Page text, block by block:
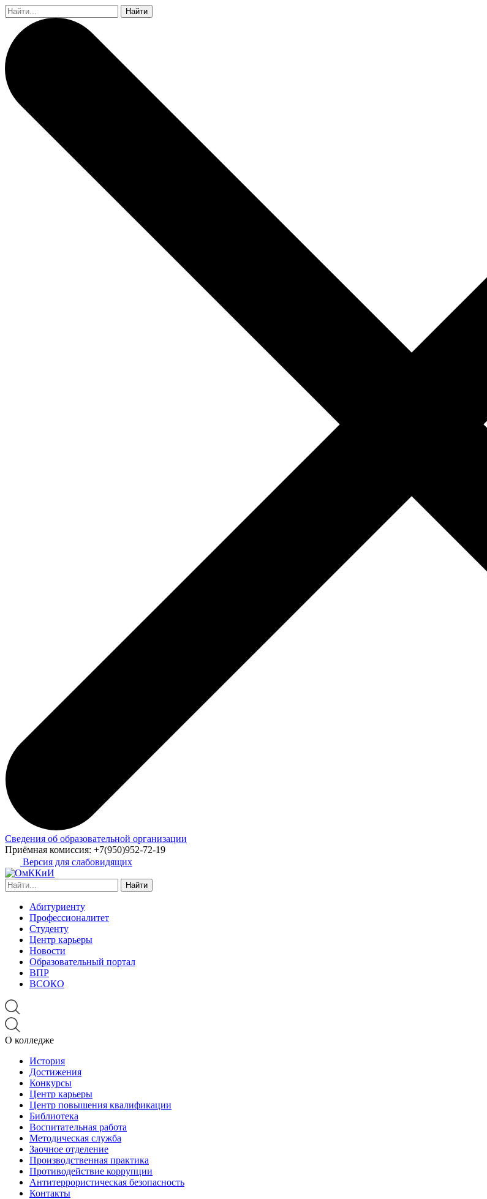
Найти:
Сведения об образовательной организации
Приёмная комиссия: +7(950)952-72-19
Версия для слабовидящих
Найти:
Абитуриенту
Профессионалитет
Студенту
Центр карьеры
Новости
Образовательный портал
ВПР
ВСОКО
О колледже
История
Достижения
Конкурсы
Центр карьеры
Центр повышения квалификации
Библиотека
Воспитательная работа
Методическая служба
Заочное отделение
Производственная практика
Противодействие коррупции
Антитеррористическая безопасность
Контакты